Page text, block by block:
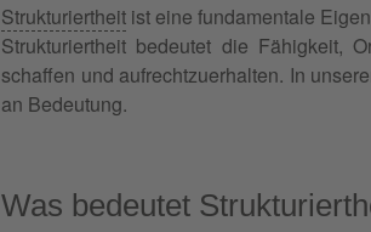
Strukturiertheit ist eine fundamentale
Strukturiertheit bedeutet die Fähigkeit,
schaffen und aufrechtzuerhalten. In
an Bedeutung.
Was bedeutet